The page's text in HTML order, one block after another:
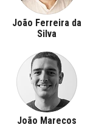
João Ferreira da
Silva
João Marecos